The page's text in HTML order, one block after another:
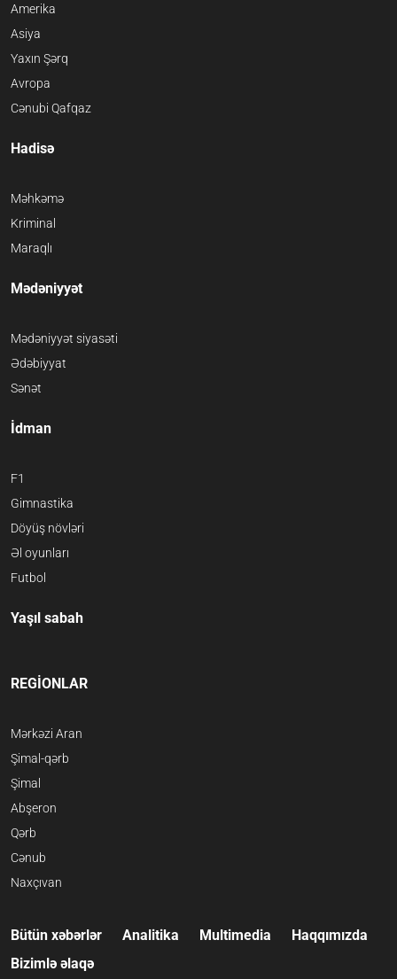
Amerika
Asiya
Yaxın Şərq
Avropa
Cənubi Qafqaz
Hadisə
Məhkəmə
Kriminal
Maraqlı
Mədəniyyət
Mədəniyyət siyasəti
Ədəbiyyat
Sənət
İdman
F1
Gimnastika
Döyüş növləri
Əl oyunları
Futbol
Yaşıl sabah
REGİONLAR
Mərkəzi Aran
Şimal-qərb
Şimal
Abşeron
Qərb
Cənub
Naxçıvan
Bütün xəbərlər Analitika Multimedia
Haqqımızda
Bizimlə əlaqə